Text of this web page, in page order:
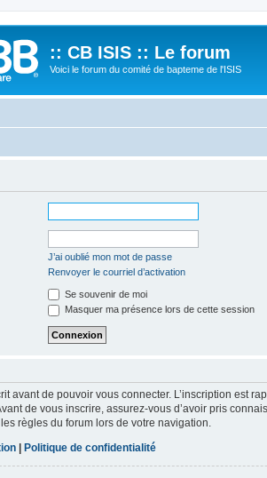
:: CB ISIS :: Le forum
Voici le forum du comité de bapteme de l'ISIS
J’ai oublié mon mot de passe
Renvoyer le courriel d’activation
Se souvenir de moi
Masquer ma présence lors de cette session
avant de pouvoir vous connecter. L’inscription est
de vous inscrire, assurez-vous d’avoir pris
règles du forum lors de votre navigation.
Politique de confidentialité